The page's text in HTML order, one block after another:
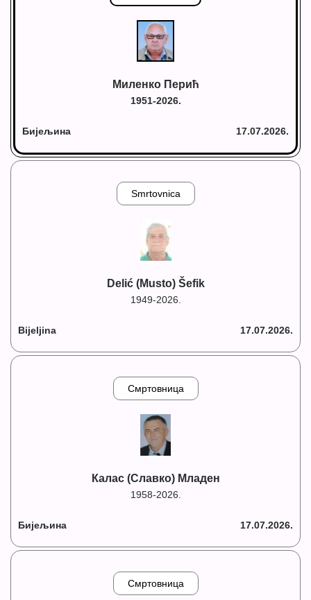
Миленко Перић
1951-2026.
Бијељина 17.07.2026.
Smrtovnica
Delić (Musto) Šefik
1949-2026.
Bijeljina 17.07.2026.
Смртовница
Калас (Славко) Младен
1958-2026.
Бијељина 17.07.2026.
Смртовница